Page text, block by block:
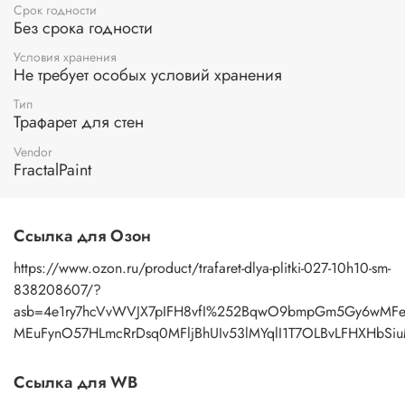
определенным образом, можно получить угловой
орнамент, бордюр, различные сочетания фрагментов,
розеток. Трафарет – отличный инструмент для творчества
детей и взрослых, а также ценный подарок и
профессионалу и любителю.
Применение:
помощью мастихина или шпателя. После работы промыть
трафарет под теплой водой с моющим средством, затем
просушить бумажным полотенцем.
Срок годности
Без срока годности
Условия хранения
Не требует особых условий хранения
Тип
Трафарет для стен
Vendor
FractalPaint
Ссылка для Озон
https://www.ozon.ru/product/trafaret-dlya-plitki-027-10h10-sm-
838208607/?
Ссылка для WB